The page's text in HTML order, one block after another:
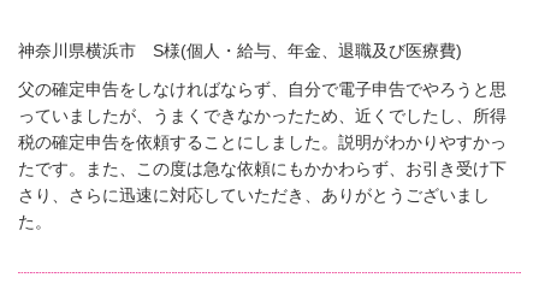
神奈川県横浜市 S様(個人・給与、年金、退職及び医療費)
父の確定申告をしなければならず、自分で電子申告でやろうと思
っていましたが、うまくできなかったため、近くでしたし、所得
税の確定申告を依頼することにしました。説明がわかりやすかっ
たです。また、この度は急な依頼にもかかわらず、お引き受け下
さり、さらに迅速に対応していただき、ありがとうございまし
た。